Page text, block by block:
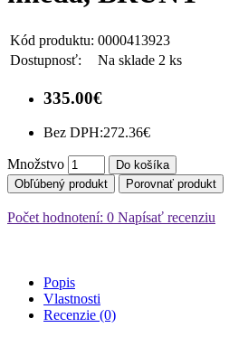
Kód produktu: 0000413923
Dostupnosť:
Na sklade 2 ks
335.00€
Bez DPH:272.36€
Množstvo
Do košíka
Obľúbený produkt
Porovnať produkt
Počet hodnotení: 0 Napísať recenziu
Popis
Vlastnosti
Recenzie (0)